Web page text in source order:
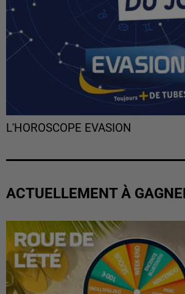
L'HOROSCOPE EVASION
ACTUELLEMENT À